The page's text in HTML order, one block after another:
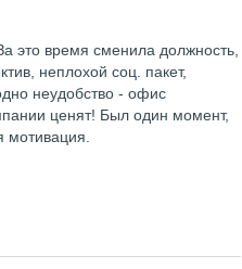
это время сменила должность,
неплохой соц. пакет,
неудобство - офис
ценят! Был один момент,
мотивация.